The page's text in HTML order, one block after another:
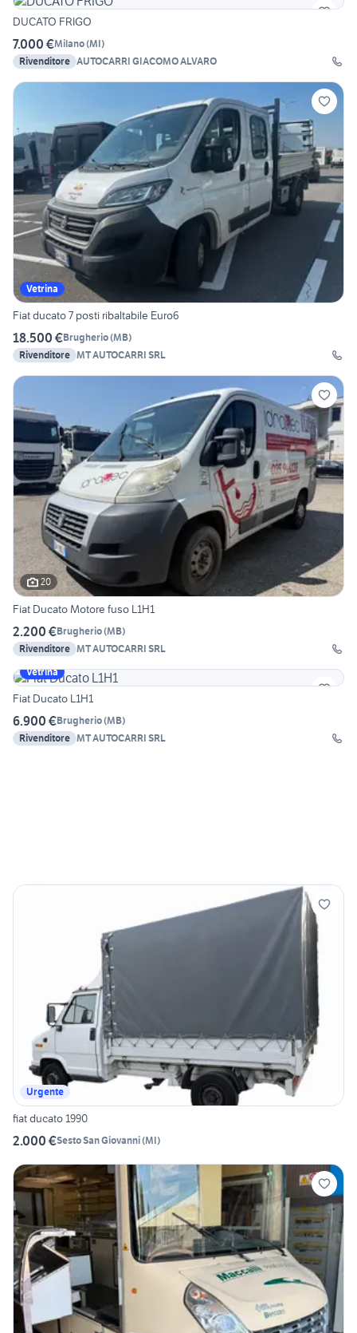
DUCATO FRIGO
7.000 €Milano(MI)
Rivenditore
AUTOCARRI GIACOMO ALVARO
Vetrina
Fiat ducato 7 posti ribaltabile Euro6
18.500 €Brugherio(MB)
Rivenditore MT AUTOCARRI SRL
20
Fiat Ducato Motore fuso L1H1
2.200 €Brugherio(MB)
Rivenditore MT AUTOCARRI SRL
Vetrina
Fiat Ducato L1H1
6.900 €Brugherio(MB)
Rivenditore MT AUTOCARRI SRL
Urgente
fiat ducato 1990
2.000 €Sesto San Giovanni(MI)